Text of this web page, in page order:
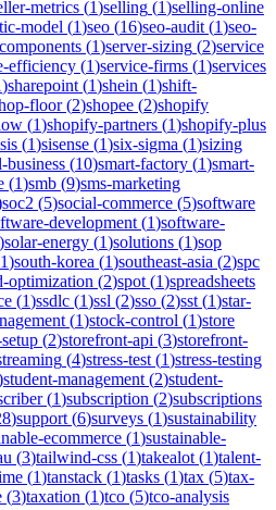
metrics (1)selling (1)selling-online
model (1)seo (16)seo-audit (1)seo-
(1)server-sizing (2)service
efficiency (1)service-firms (1)services
)sharepoint (1)shein (1)shift-
floor(2)shopee (2)shopify
(1)shopify-partners (1)shopify-plus
sis (1)sisense (1)six-sigma (1)sizing
business (10)smart-factory (1)smart-
(1)smb (9)sms-marketing
soc2 (5)social-commerce (5)software
development (1)software-
)solar-energy (1)solutions (1)sop
1)south-korea (1)southeast-asia (2)spc
optimization (2)spot (1)spreadsheets
(1)ssdlc (1)ssl (2)sso (2)sst (1)star-
(1)stock-control (1)store
(2)storefront-api (3)storefront-
(4)stress-test (1)stress-testing
student-management (2)student-
(1)subscription (2)subscriptions
)support (6)surveys (1)sustainability
ecommerce (1)sustainable-
(3)tailwind-css (1)takealot (1)talent-
(1)tanstack (1)tasks (1)tax (5)tax-
(3)taxation (1)tco (5)tco-analysis